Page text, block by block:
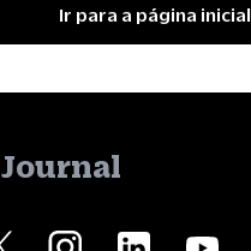
Ir para a página inicial
Journal